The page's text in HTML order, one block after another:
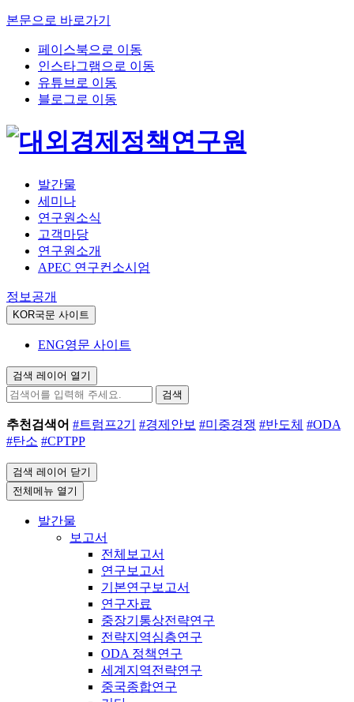
본문으로 바로가기
페이스북으로 이동
인스타그램으로 이동
유튜브로 이동
블로그로 이동
발간물
세미나
연구원소식
고객마당
연구원소개
APEC 연구컨소시엄
정보공개
KOR국문 사이트
ENG영문 사이트
검색 레이어 열기
검색
추천검색어 #트럼프2기 #경제안보 #미중경쟁 #반도체 #ODA
#탄소 #CPTPP
검색 레이어 닫기
전체메뉴 열기
발간물
보고서
전체보고서
연구보고서
기본연구보고서
연구자료
중장기통상전략연구
전략지역심층연구
ODA 정책연구
세계지역전략연구
중국종합연구